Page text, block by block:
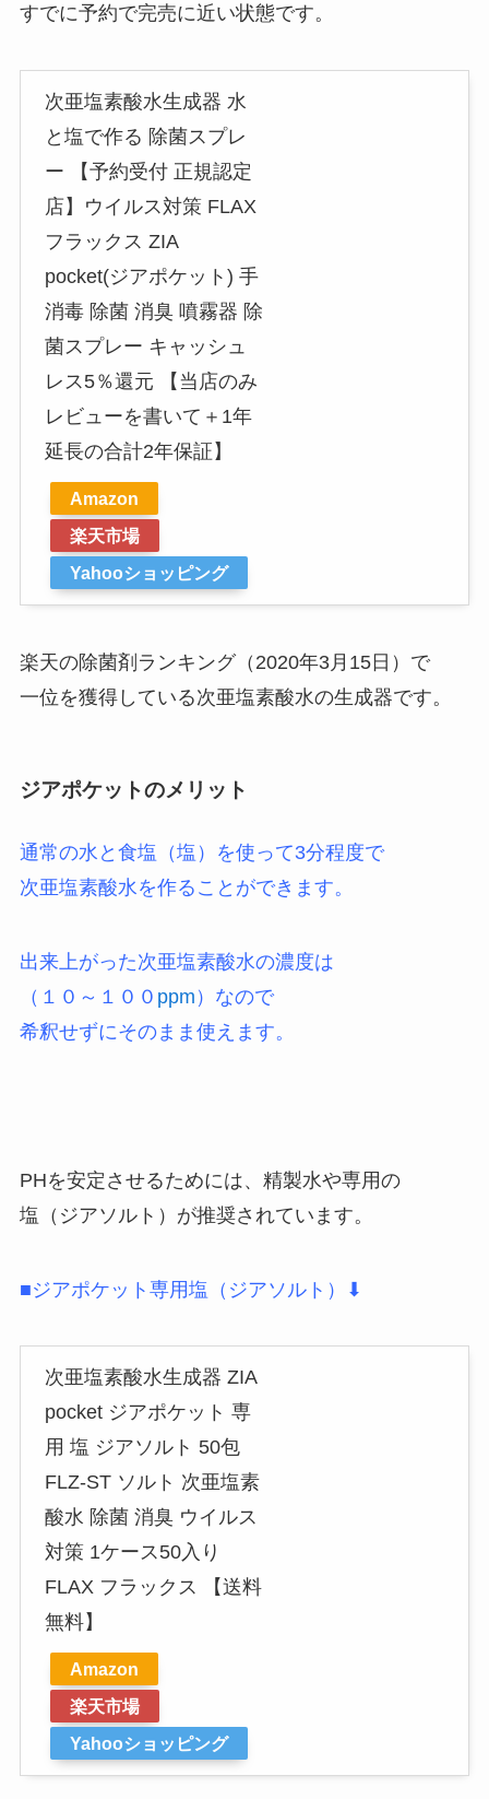
すでに予約で完売に近い状態です。
次亜塩素酸水生成器 水
と塩で作る 除菌スプレ
ー 【予約受付 正規認定
店】ウイルス対策 FLAX
フラックス ZIA
pocket(ジアポケット) 手
消毒 除菌 消臭 噴霧器 除
菌スプレー キャッシュ
レス5％還元 【当店のみ
レビューを書いて＋1年
延長の合計2年保証】
Amazon
楽天市場
Yahooショッピング
楽天の除菌剤ランキング（2020年3月15日）で
一位を獲得している次亜塩素酸水の生成器です。
ジアポケットのメリット
通常の水と食塩（塩）を使って3分程度で
次亜塩素酸水を作ることができます。
出来上がった次亜塩素酸水の濃度は
（１０～１００ ppm ）なので
希釈せずにそのまま使えます。
PHを安定させるためには、精製水や専用の
塩（ジアソルト）が推奨されています。
■ジアポケット専用塩（ジアソルト）⬇
次亜塩素酸水生成器 ZIA
pocket ジアポケット 専
用 塩 ジアソルト 50包
FLZ-ST ソルト 次亜塩素
酸水 除菌 消臭 ウイルス
対策 1ケース50入り
FLAX フラックス 【送料
無料】
Amazon
楽天市場
Yahooショッピング